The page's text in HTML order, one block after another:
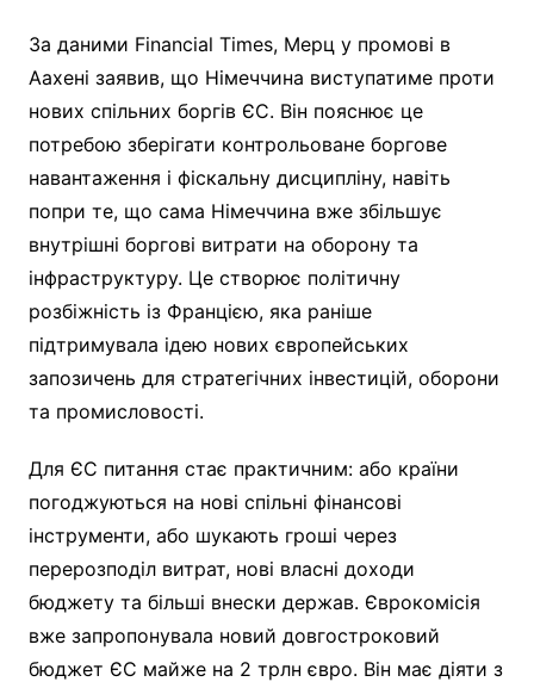
За даними Financial Times, Мерц у промові в
Аахені заявив, що Німеччина виступатиме проти
нових спільних боргів ЄС. Він пояснює це
потребою зберігати контрольоване боргове
навантаження і фіскальну дисципліну, навіть
попри те, що сама Німеччина вже збільшує
внутрішні боргові витрати на оборону та
інфраструктуру. Це створює політичну
розбіжність із Францією, яка раніше
підтримувала ідею нових європейських
запозичень для стратегічних інвестицій, оборони
та промисловості.
Для ЄС питання стає практичним: або країни
погоджуються на нові спільні фінансові
інструменти, або шукають гроші через
перерозподіл витрат, нові власні доходи
бюджету та більші внески держав. Єврокомісія
вже запропонувала новий довгостроковий
бюджет ЄС майже на 2 трлн євро. Він має діяти з